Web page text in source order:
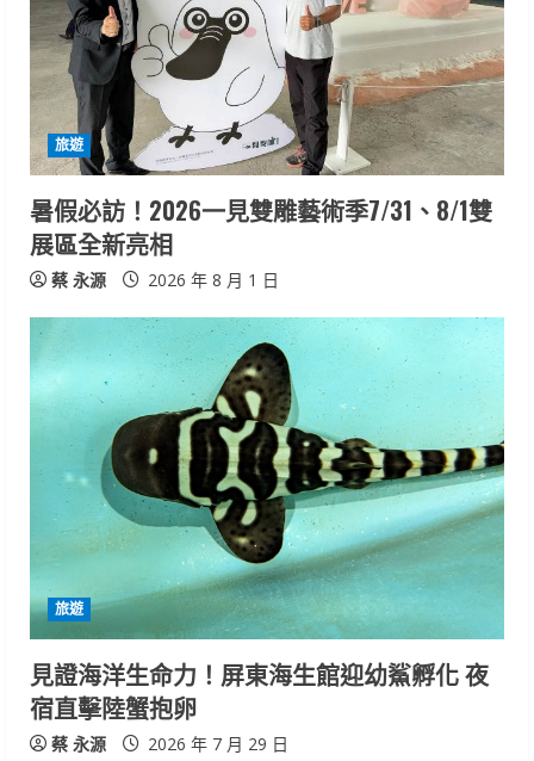
旅遊
暑假必訪！2026一見雙雕藝術季7/31、8/1雙
展區全新亮相
蔡 永源 2026 年 8 月 1 日
旅遊
見證海洋生命力！屏東海生館迎幼鯊孵化 夜
宿直擊陸蟹抱卵
蔡 永源 2026 年 7 月 29 日